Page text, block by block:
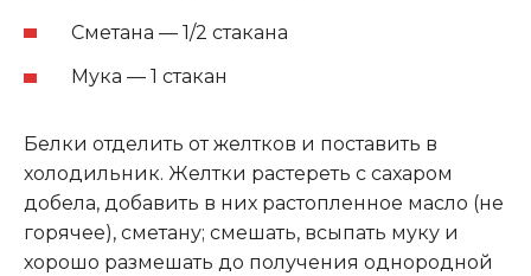
Сметана — 1/2 стакана
Мука — 1 стакан
Белки отделить от желтков и поставить в
холодильник. Желтки растереть с сахаром
добела, добавить в них растопленное масло (не
горячее), сметану; смешать, всыпать муку и
хорошо размешать до получения однородной